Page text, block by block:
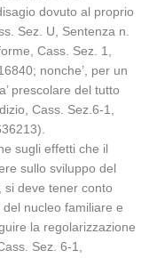
dovuto al proprio
Sez. U, Sentenza n.
Cass. Sez. 1,
nonche’, per un
prescolare del tutto
Cass. Sez.6-1,
sugli effetti che il
sullo sviluppo del
si deve tener conto
nucleo familiare e
la regolarizzazione
Sez. 6-1,